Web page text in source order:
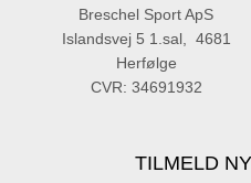
Breschel Sport ApS
Islandsvej 5 1.sal, 4681
Herfølge
CVR: 34691932
TILMELD